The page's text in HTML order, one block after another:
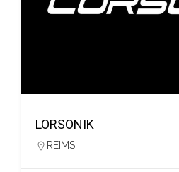
LORSONIK
REIMS